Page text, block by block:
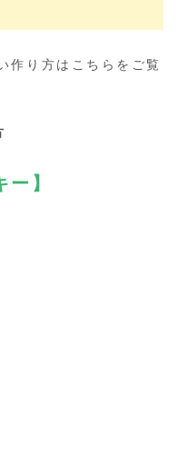
作り方はこちらをご覧
ー】